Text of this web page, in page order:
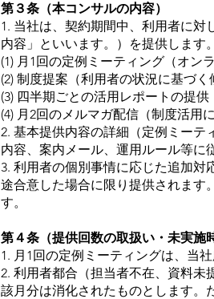
第３条（本コンサルの内容）
1. 当社は、契約期間中、利用者に
内容」といいます。）を提供します。
(1) 月1回の定例ミーティング（オン
(2) 制度提案（利用者の状況に基づく
(3) 四半期ごとの活用レポートの提供
(4) 月2回のメルマガ配信（制度活用
2. 基本提供内容の詳細（定例ミーテ
内容、案内メール、運用ルール等に
3. 利用者の個別事情に応じた追加
途合意した場合に限り提供されます
す。
第４条（提供回数の取扱い・未実施
1. 月1回の定例ミーティングは、当
2. 利用者都合（担当者不在、資料未
該月分は消化されたものとします。